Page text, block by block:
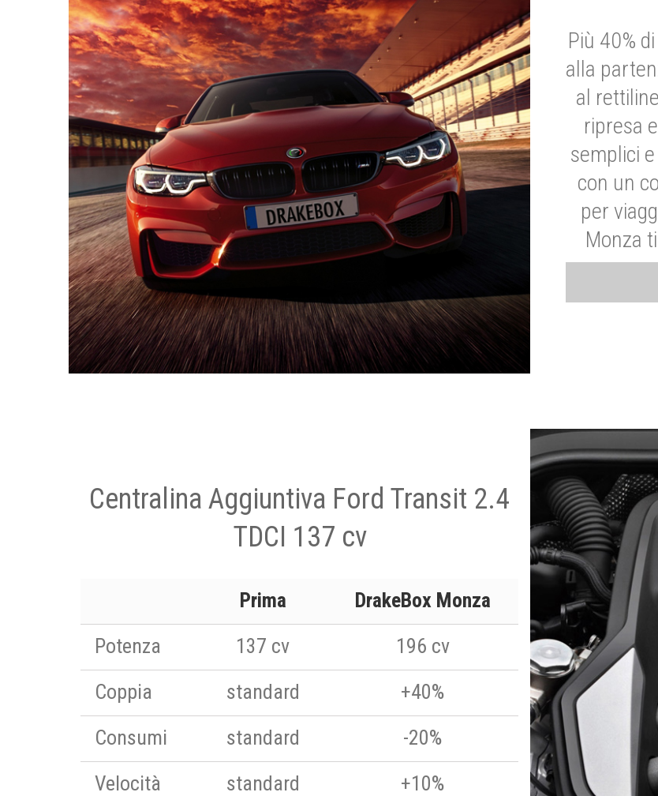
Più 40%
alla
al
ripresa
semplici
con un
per
Monza
Centralina Aggiuntiva Ford Transit 2.4
TDCI 137 cv
Prima
DrakeBox Monza
Potenza
137 cv
196 cv
Coppia
standard
+40%
Consumi
standard
-20%
Velocità
standard +10%